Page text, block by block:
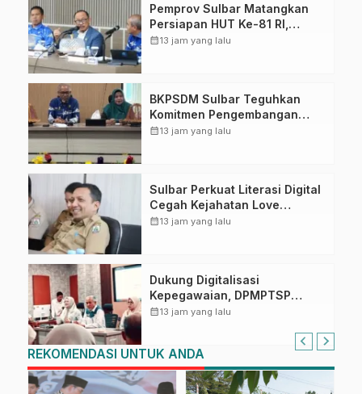
Pemprov Sulbar Matangkan
Persiapan HUT Ke-81 RI,
Puncak Upacara di Lapangan
calendar_month13 jam yang lalu
BKPSDM Sulbar Teguhkan
Komitmen Pengembangan
Kompetensi ASN melalui
calendar_month13 jam yang lalu
Sulbar Perkuat Literasi Digital
Cegah Kejahatan Love
Scamming
calendar_month13 jam yang lalu
Dukung Digitalisasi
Kepegawaian, DPMPTSP
Sulbar Siap Terapkan Aplikasi
calendar_month13 jam yang lalu
REKOMENDASI UNTUK ANDA